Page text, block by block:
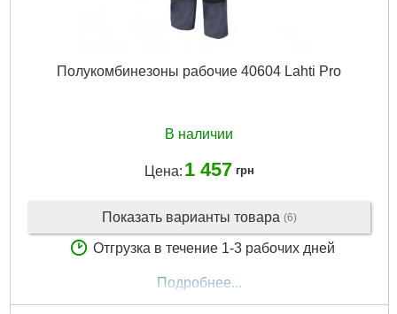
Полукомбинезоны рабочие 40604 Lahti Pro
В наличии
Цена: 1 457 грн
Показать варианты товара (6)
Отгрузка в течение 1-3 рабочих дней
Подробнее...